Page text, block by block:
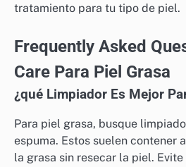
tratamiento para tu tipo de piel.
Frequently Asked
Care Para Piel Grasa
¿qué Limpiador Es Mejor
Para piel grasa, busque
espuma. Estos suelen contener
la grasa sin resecar la piel.